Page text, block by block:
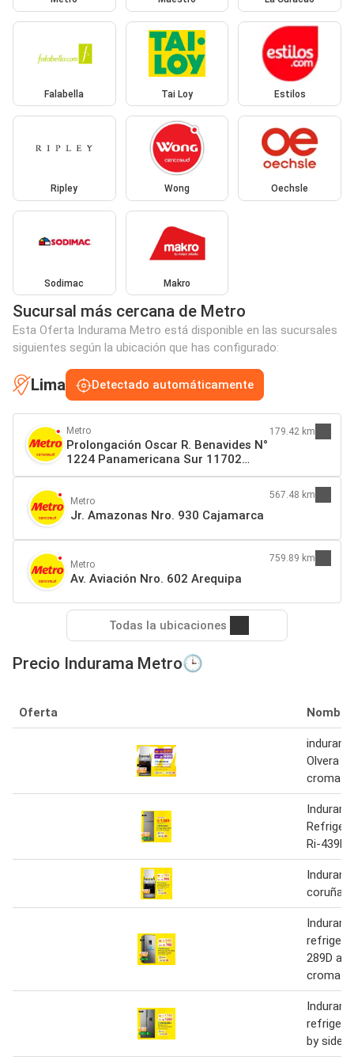
Falabella Tai Loy Estilos
Ripley Wong Oechsle
Sodimac Makro
Sucursal más cercana de Metro
Esta Oferta Indurama Metro está disponible en las sucursales
siguientes según la ubicación que has configurado:
Lima Detectado automáticamente
Metro
Prolongación Oscar R. Benavides N°
1224 Panamericana Sur 11702
Chincha Alta
179.42 km
Metro
Jr. Amazonas Nro. 930 Cajamarca
567.48 km
Metro
Av. Aviación Nro. 602 Arequipa
759.89 km
Todas la ubicaciones
Precio Indurama Metro🕒
Oferta Nombre
Olvera
croma
Ri-439l
coruña
289D
croma
by side